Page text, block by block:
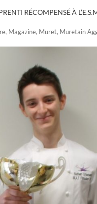
RÉCOMPENSÉ À
, Magazine, Muret, Muretain